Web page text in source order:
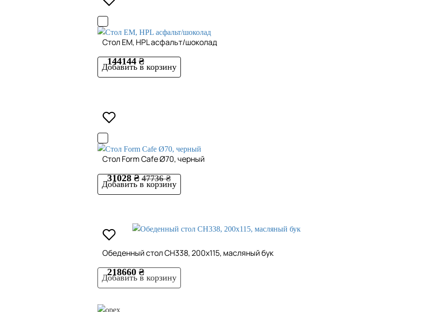
Стол EM, HPL асфальт/шоколад
144144 ₴
Добавить в корзину
Стол Form Cafe Ø70, черный
31028 ₴ 47736 ₴
Добавить в корзину
Обеденный стол CH338, 200х115, масляный бук
218660 ₴
Добавить в корзину